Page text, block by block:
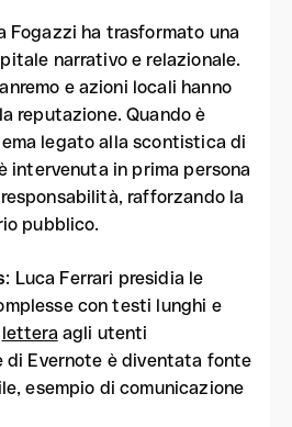
Fogazzi ha trasformato una
narrativo e relazionale.
e azioni locali hanno
reputazione. Quando è
legato alla scontistica di
intervenuta in prima persona
rafforzando la
pubblico.
: Luca Ferrari presidia le
con testi lunghi e
lettera agli utenti
di Evernote è diventata fonte
esempio di comunicazione